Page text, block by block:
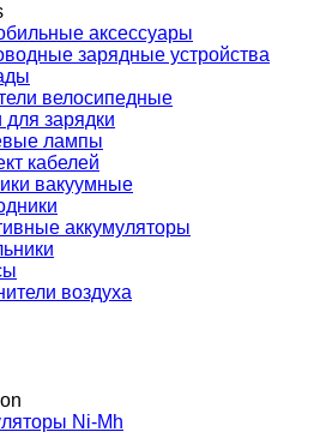
аксессуары
зарядные устройства
велосипедные
для зарядки
лампы
кабелей
вакуумные
аккумуляторы
воздуха
Ni-Mh